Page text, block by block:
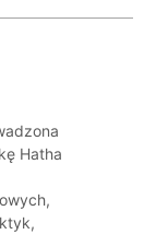
Hatha